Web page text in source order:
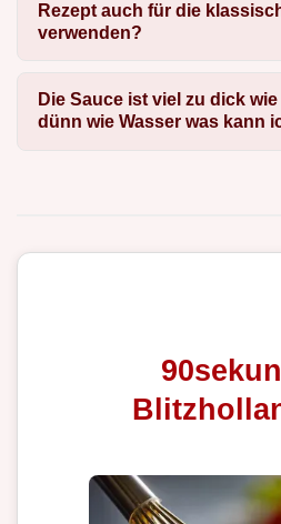
Rezept auch für die
verwenden?
Die Sauce ist viel zu dick
dünn wie Wasser was kann